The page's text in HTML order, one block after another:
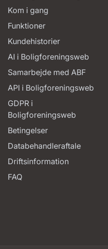
Kom i gang
Funktioner
Kundehistorier
AI i Boligforeningsweb
Samarbejde med ABF
API i Boligforeningsweb
GDPR i
Boligforeningsweb
Betingelser
Databehandleraftale
Driftsinformation
FAQ